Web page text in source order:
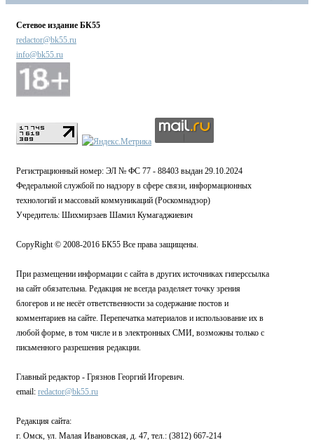
Сетевое издание БК55
redactor@bk55.ru
info@bk55.ru
Регистрационный номер: ЭЛ № ФС 77 - 88403 выдан 29.10.2024
Федеральной службой по надзору в сфере связи, информационных
технологий и массовый коммуникаций (Роскомнадзор)
Учредитель: Шихмирзаев Шамил Кумагаджиевич
CopyRight © 2008-2016 БК55 Все права защищены.
При размещении информации с сайта в других источниках гиперссылка
на сайт обязательна. Редакция не всегда разделяет точку зрения
блогеров и не несёт ответственности за содержание постов и
комментариев на сайте. Перепечатка материалов и использование их в
любой форме, в том числе и в электронных СМИ, возможны только с
письменного разрешения редакции.
Главный редактор - Грязнов Георгий Игоревич.
email: redactor@bk55.ru
Редакция сайта:
г. Омск, ул. Малая Ивановская, д. 47, тел.: (3812) 667-214